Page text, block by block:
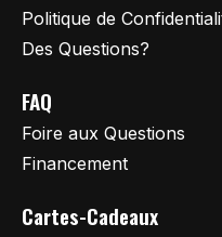
Politique de
Des Questions?
FAQ
Foire aux Questions
Financement
Cartes-Cadeaux